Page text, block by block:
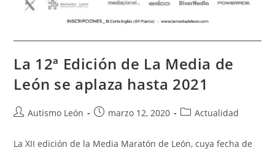
La 12ª Edición de La Media de
León se aplaza hasta 2021
Autismo León marzo 12, 2020 Actualidad
La XII edición de la Media Maratón de León, cuya fecha de